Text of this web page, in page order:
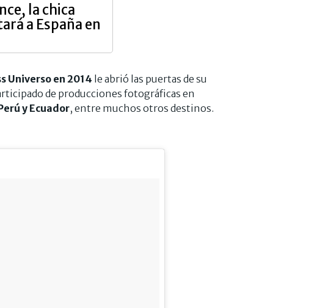
la chica
a España en
Universo en 2014 le abrió las puertas de su
de producciones fotográficas en
y Ecuador, entre muchos otros destinos.